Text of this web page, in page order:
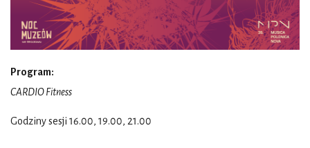
Program:
CARDIO Fitness
Godziny sesji 16.00, 19.00, 21.00